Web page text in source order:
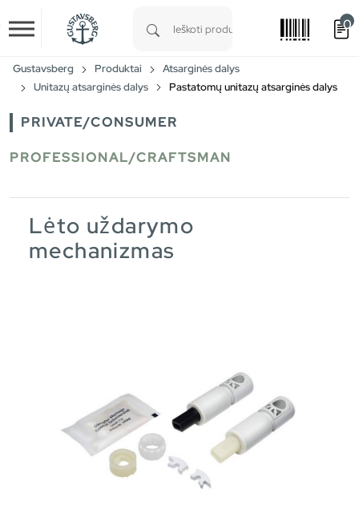
Skip to main content
0
Gustavsberg Produktai
Atsarginės dalys
Unitazų atsarginės dalys
Pastatomų unitazų atsarginės dalys
PRIVATE/CONSUMER
PROFESSIONAL/CRAFTSMAN
Lėto uždarymo
mechanizmas